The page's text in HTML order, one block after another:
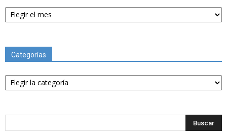
Archivos
Categorías
Categorías